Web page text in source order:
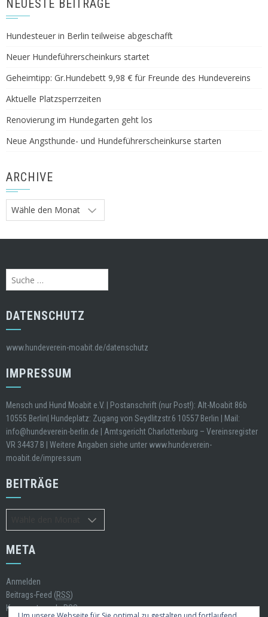
NEUESTE BEITRÄGE
Hundesteuer in Berlin teilweise abgeschafft
Neuer Hundeführerscheinkurs startet
Geheimtipp: Gr.Hundebett 9,98 € für Freunde des Hundevereins
Aktuelle Platzsperrzeiten
Renovierung im Hundegarten geht los
Neue Angsthunde- und Hundeführerscheinkurse starten
ARCHIVE
Archive
Suche
nach:
DATENSCHUTZ
www.hundeverein-moabit.de/datenschutz
IMPRESSUM
Mensch und Hund Moabit e.V. | Postanschrift (nur Post!): Alt-Moabit 86b
10555 Berlin| Hundeplatz: Zugang von Seydlitzstr.6 10557 Berlin | Mail:
info@hundeverein-berlin.de | Amtsgericht Charlottenburg – Vereinsregister
VR 34437 B | Weitere Angaben siehe unter www.hundeverein-
moabit.de/impressum
BEITRÄGE
META
Anmelden
Beitrags-Feed (RSS)
Kommentare alsRSS